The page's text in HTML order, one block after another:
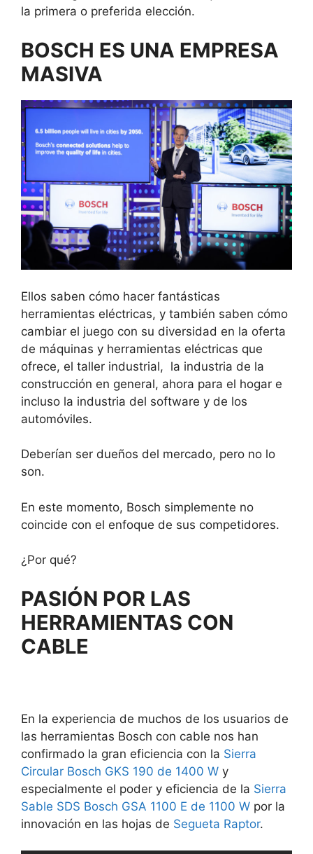
la primera o preferida elección.
BOSCH ES UNA EMPRESA
MASIVA
Ellos saben cómo hacer fantásticas
herramientas eléctricas, y también saben cómo
cambiar el juego con su diversidad en la oferta
de máquinas y herramientas eléctricas que
ofrece, el taller industrial, la industria de la
construcción en general, ahora para el hogar e
incluso la industria del software y de los
automóviles.
Deberían ser dueños del mercado, pero no lo
son.
En este momento, Bosch simplemente no
coincide con el enfoque de sus competidores.
¿Por qué?
PASIÓN POR LAS
HERRAMIENTAS CON
CABLE
En la experiencia de muchos de los usuarios de
las herramientas Bosch con cable nos han
confirmado la gran eficiencia con la Sierra
Circular Bosch GKS 190 de 1400 W y
especialmente el poder y eficiencia de la Sierra
Sable SDS Bosch GSA 1100 E de 1100 W por la
innovación en las hojas de Segueta Raptor.